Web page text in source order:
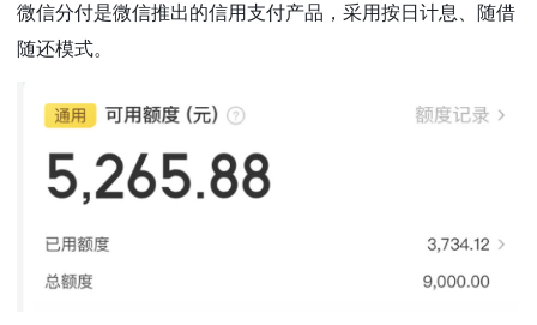
微信分付是微信推出的信用支付产品，采用按日计息、随借
随还模式。